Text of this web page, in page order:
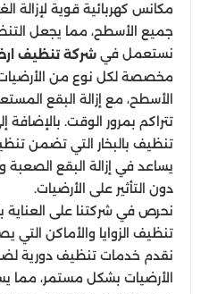
مكانس كهربائية قوية لإزالة
جميع الأسطح، مما يجعل
نستعمل في شركة تنظيف
مخصصة لكل نوع من
الأسطح، مع إزالة البقع
تتراكم بمرور الوقت.
تنظيف بالبخار التي تضمن
يساعد في إزالة البقع الصعبة
دون التأثير على الأرضيات.
نحرص في شركتنا على العناية
تنظيف الزوايا والأماكن التي
نقدم خدمات تنظيف دورية
الأرضيات بشكل مستمر، مما